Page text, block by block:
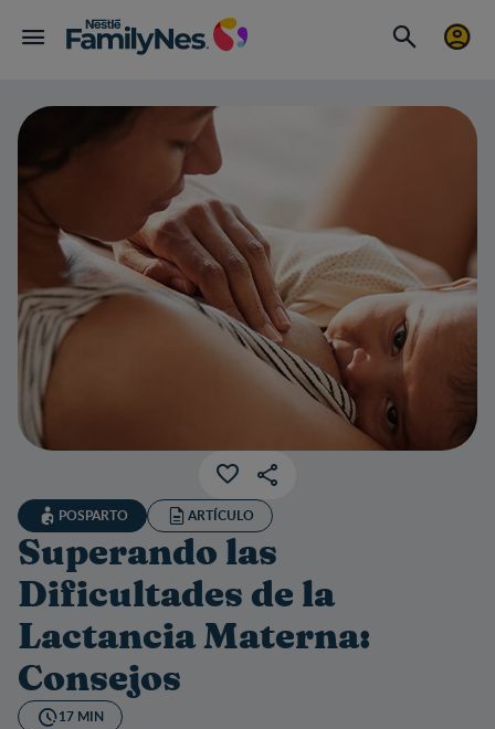
POSPARTO ARTÍCULO
Superando las
Dificultades de la
Lactancia Materna:
Consejos
17 MIN